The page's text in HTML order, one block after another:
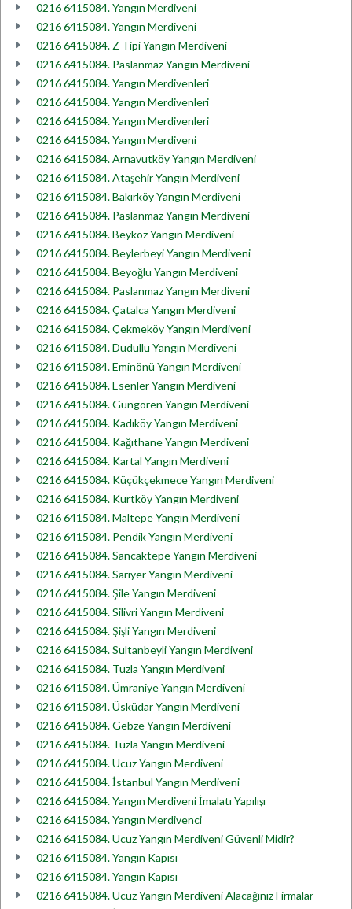
0216 6415084. Yangın Merdiveni
0216 6415084. Yangın Merdiveni
0216 6415084. Z Tipi Yangın Merdiveni
0216 6415084. Paslanmaz Yangın Merdiveni
0216 6415084. Yangın Merdivenleri
0216 6415084. Yangın Merdivenleri
0216 6415084. Yangın Merdivenleri
0216 6415084. Yangın Merdiveni
0216 6415084. Arnavutköy Yangın Merdiveni
0216 6415084. Ataşehir Yangın Merdiveni
0216 6415084. Bakırköy Yangın Merdiveni
0216 6415084. Paslanmaz Yangın Merdiveni
0216 6415084. Beykoz Yangın Merdiveni
0216 6415084. Beylerbeyi Yangın Merdiveni
0216 6415084. Beyoğlu Yangın Merdiveni
0216 6415084. Paslanmaz Yangın Merdiveni
0216 6415084. Çatalca Yangın Merdiveni
0216 6415084. Çekmeköy Yangın Merdiveni
0216 6415084. Dudullu Yangın Merdiveni
0216 6415084. Eminönü Yangın Merdiveni
0216 6415084. Esenler Yangın Merdiveni
0216 6415084. Güngören Yangın Merdiveni
0216 6415084. Kadıköy Yangın Merdiveni
0216 6415084. Kağıthane Yangın Merdiveni
0216 6415084. Kartal Yangın Merdiveni
0216 6415084. Küçükçekmece Yangın Merdiveni
0216 6415084. Kurtköy Yangın Merdiveni
0216 6415084. Maltepe Yangın Merdiveni
0216 6415084. Pendik Yangın Merdiveni
0216 6415084. Sancaktepe Yangın Merdiveni
0216 6415084. Sarıyer Yangın Merdiveni
0216 6415084. Şile Yangın Merdiveni
0216 6415084. Silivri Yangın Merdiveni
0216 6415084. Şişli Yangın Merdiveni
0216 6415084. Sultanbeyli Yangın Merdiveni
0216 6415084. Tuzla Yangın Merdiveni
0216 6415084. Ümraniye Yangın Merdiveni
0216 6415084. Üsküdar Yangın Merdiveni
0216 6415084. Gebze Yangın Merdiveni
0216 6415084. Tuzla Yangın Merdiveni
0216 6415084. Ucuz Yangın Merdiveni
0216 6415084. İstanbul Yangın Merdiveni
0216 6415084. Yangın Merdiveni İmalatı Yapılışı
0216 6415084. Yangın Merdivenci
0216 6415084. Ucuz Yangın Merdiveni Güvenli Midir?
0216 6415084. Yangın Kapısı
0216 6415084. Yangın Kapısı
0216 6415084. Ucuz Yangın Merdiveni Alacağınız Firmalar